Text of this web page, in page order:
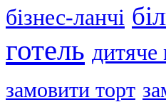
бізнес-ланчі
готель
замовити торт